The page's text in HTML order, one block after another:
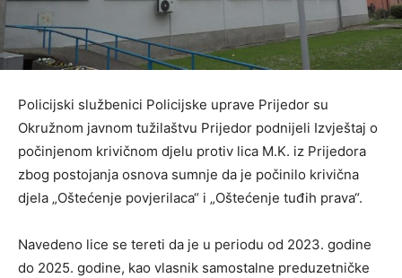
Policijski službenici Policijske uprave Prijedor su
Okružnom javnom tužilaštvu Prijedor podnijeli Izvještaj o
počinjenom krivičnom djelu protiv lica M.K. iz Prijedora
zbog postojanja osnova sumnje da je počinilo krivična
djela „Oštećenje povjerilaca“ i „Oštećenje tuđih prava“.
Navedeno lice se tereti da je u periodu od 2023. godine
do 2025. godine, kao vlasnik samostalne preduzetničke